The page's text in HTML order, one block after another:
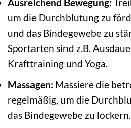
um die Durchblutung zu
und das Bindegewebe zu
Sportarten sind z.B.
Krafttraining und Yoga.
Massagen: Massiere die
regelmäßig, um die
das Bindegewebe zu lockern.